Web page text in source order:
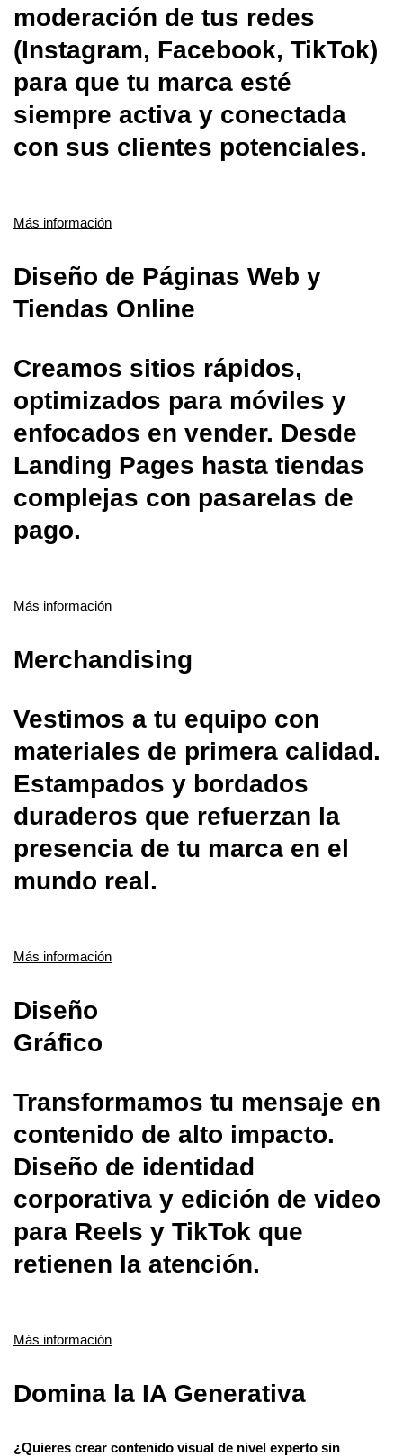
moderación de tus redes
(Instagram, Facebook, TikTok)
para que tu marca esté
siempre activa y conectada
con sus clientes potenciales.
Más información
Diseño de Páginas Web y
Tiendas Online
Creamos sitios rápidos,
optimizados para móviles y
enfocados en vender. Desde
Landing Pages hasta tiendas
complejas con pasarelas de
pago.
Más información
Merchandising
Vestimos a tu equipo con
materiales de primera calidad.
Estampados y bordados
duraderos que refuerzan la
presencia de tu marca en el
mundo real.
Más información
Diseño
Gráfico
Transformamos tu mensaje en
contenido de alto impacto.
Diseño de identidad
corporativa y edición de video
para Reels y TikTok que
retienen la atención.
Más información
Domina la IA Generativa
¿Quieres crear contenido visual de nivel experto sin